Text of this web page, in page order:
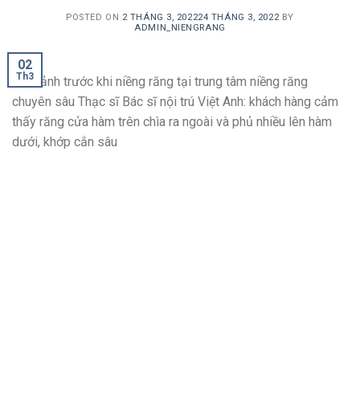
POSTED ON 2 THÁNG 3, 202224 THÁNG 3, 2022 BY
ADMIN_NIENGRANG
02
Th3
Hình ảnh trước khi niềng răng tại trung tâm niềng răng
chuyên sâu Thạc sĩ Bác sĩ nội trú Việt Anh: khách hàng cảm
thấy răng cửa hàm trên chìa ra ngoài và phủ nhiều lên hàm
dưới, khớp cắn sâu